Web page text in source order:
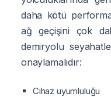
daha kötü
ağ geçişini çok
demiryolu
onaylamalıdır:
Cihaz uyumluluğu